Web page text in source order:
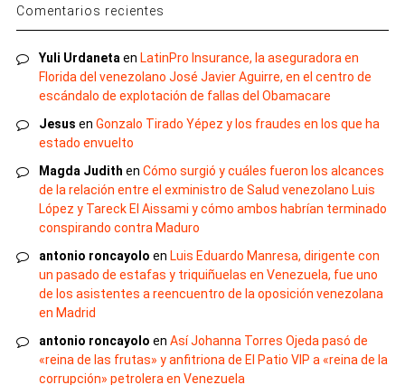
Comentarios recientes
Yuli Urdaneta en LatinPro Insurance, la aseguradora en
Florida del venezolano José Javier Aguirre, en el centro de
escándalo de explotación de fallas del Obamacare
Jesus en Gonzalo Tirado Yépez y los fraudes en los que ha
estado envuelto
Magda Judith en Cómo surgió y cuáles fueron los alcances
de la relación entre el exministro de Salud venezolano Luis
López y Tareck El Aissami y cómo ambos habrían terminado
conspirando contra Maduro
antonio roncayolo en Luis Eduardo Manresa, dirigente con
un pasado de estafas y triquiñuelas en Venezuela, fue uno
de los asistentes a reencuentro de la oposición venezolana
en Madrid
antonio roncayolo en Así Johanna Torres Ojeda pasó de
«reina de las frutas» y anfitriona de El Patio VIP a «reina de la
corrupción» petrolera en Venezuela